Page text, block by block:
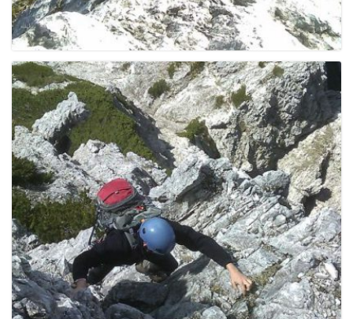
v
i
g
a